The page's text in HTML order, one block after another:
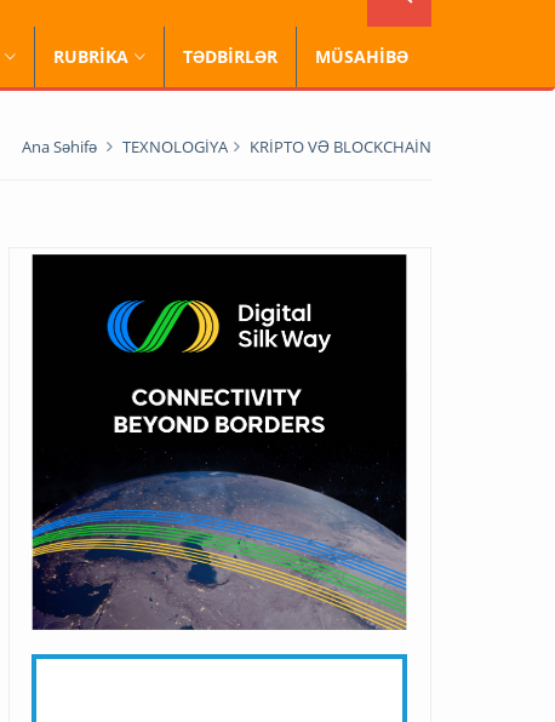
RUBRİKA TƏDBİRLƏR MÜSAHİBƏ
Ana Səhifə TEXNOLOGİYA KRİPTO VƏ BLOCKCHAİN